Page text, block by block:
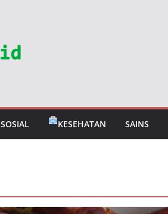
SOSIAL KESEHATAN SAINS